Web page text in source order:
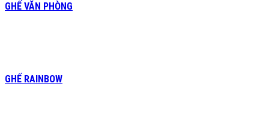
GHẾ VĂN PHÒNG
GHẾ RAINBOW